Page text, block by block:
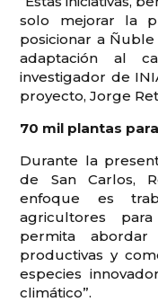
solo mejorar la
posicionar a
adaptación al
investigador de
proyecto, Jorge
70 mil plantas
Durante la
de San Carlos,
enfoque es
agricultores
permita abordar
productivas y
especies
climático”.